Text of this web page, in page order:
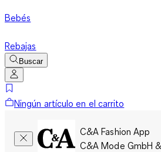
Bebés
Rebajas
Buscar
Ningún artículo en el carrito
C&A Fashion App
C&A Mode GmbH